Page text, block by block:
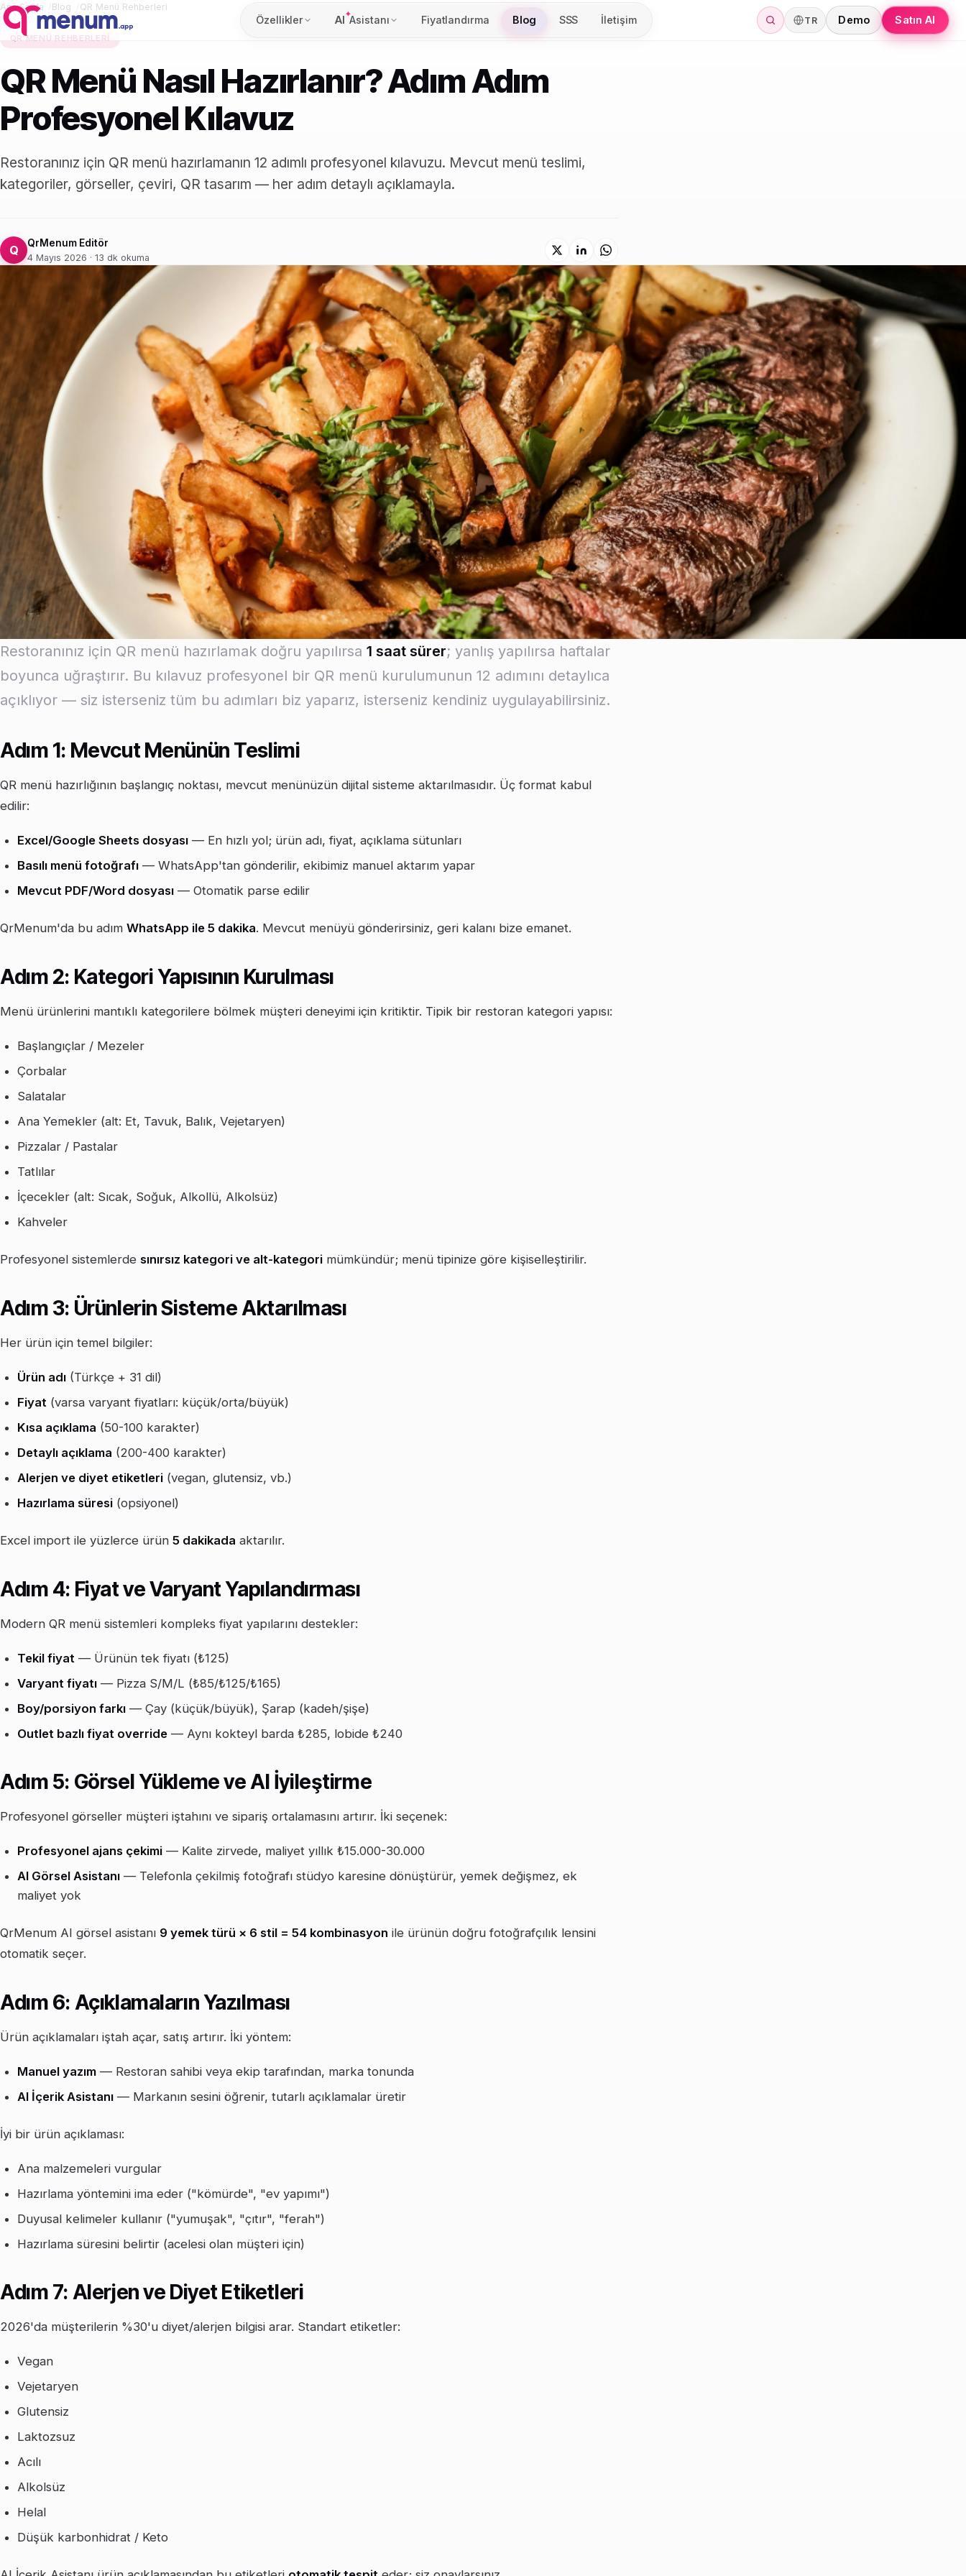
Özellikler AI Asistanı Fiyatlandırma Blog SSS İletişim TR Demo Satın Al
Ana Sayfa Blog QR Menü Rehberleri
QR MENÜ REHBERLERI
QR Menü Nasıl Hazırlanır? Adım Adım
Profesyonel Kılavuz
Restoranınız için QR menü hazırlamanın 12 adımlı profesyonel kılavuzu. Mevcut menü teslimi,
kategoriler, görseller, çeviri, QR tasarım — her adım detaylı açıklamayla.
Q QrMenum Editör
4 Mayıs 2026 · 13 dk okuma
Restoranınız için QR menü hazırlamak doğru yapılırsa 1 saat sürer; yanlış yapılırsa haftalar
boyunca uğraştırır. Bu kılavuz profesyonel bir QR menü kurulumunun 12 adımını detaylıca
açıklıyor — siz isterseniz tüm bu adımları biz yaparız, isterseniz kendiniz uygulayabilirsiniz.
Adım 1: Mevcut Menünün Teslimi
QR menü hazırlığının başlangıç noktası, mevcut menünüzün dijital sisteme aktarılmasıdır. Üç format kabul
edilir:
Excel/Google Sheets dosyası — En hızlı yol; ürün adı, fiyat, açıklama sütunları
Basılı menü fotoğrafı — WhatsApp'tan gönderilir, ekibimiz manuel aktarım yapar
Mevcut PDF/Word dosyası — Otomatik parse edilir
QrMenum'da bu adım WhatsApp ile 5 dakika. Mevcut menüyü gönderirsiniz, geri kalanı bize emanet.
Adım 2: Kategori Yapısının Kurulması
Menü ürünlerini mantıklı kategorilere bölmek müşteri deneyimi için kritiktir. Tipik bir restoran kategori yapısı:
Başlangıçlar / Mezeler
Çorbalar
Salatalar
Ana Yemekler (alt: Et, Tavuk, Balık, Vejetaryen)
Pizzalar / Pastalar
Tatlılar
İçecekler (alt: Sıcak, Soğuk, Alkollü, Alkolsüz)
Kahveler
Profesyonel sistemlerde sınırsız kategori ve alt-kategori mümkündür; menü tipinize göre kişiselleştirilir.
Adım 3: Ürünlerin Sisteme Aktarılması
Her ürün için temel bilgiler:
Ürün adı (Türkçe + 31 dil)
Fiyat (varsa varyant fiyatları: küçük/orta/büyük)
Kısa açıklama (50-100 karakter)
Detaylı açıklama (200-400 karakter)
Alerjen ve diyet etiketleri (vegan, glutensiz, vb.)
Hazırlama süresi (opsiyonel)
Excel import ile yüzlerce ürün 5 dakikada aktarılır.
Adım 4: Fiyat ve Varyant Yapılandırması
Modern QR menü sistemleri kompleks fiyat yapılarını destekler:
Tekil fiyat — Ürünün tek fiyatı (₺125)
Varyant fiyatı — Pizza S/M/L (₺85/₺125/₺165)
Boy/porsiyon farkı — Çay (küçük/büyük), Şarap (kadeh/şişe)
Outlet bazlı fiyat override — Aynı kokteyl barda ₺285, lobide ₺240
Adım 5: Görsel Yükleme ve AI İyileştirme
Profesyonel görseller müşteri iştahını ve sipariş ortalamasını artırır. İki seçenek:
Profesyonel ajans çekimi — Kalite zirvede, maliyet yıllık ₺15.000-30.000
AI Görsel Asistanı — Telefonla çekilmiş fotoğrafı stüdyo karesine dönüştürür, yemek değişmez, ek
maliyet yok
QrMenum AI görsel asistanı 9 yemek türü × 6 stil = 54 kombinasyon ile ürünün doğru fotoğrafçılık lensini
otomatik seçer.
Adım 6: Açıklamaların Yazılması
Ürün açıklamaları iştah açar, satış artırır. İki yöntem:
Manuel yazım — Restoran sahibi veya ekip tarafından, marka tonunda
AI İçerik Asistanı — Markanın sesini öğrenir, tutarlı açıklamalar üretir
İyi bir ürün açıklaması:
Ana malzemeleri vurgular
Hazırlama yöntemini ima eder ("kömürde", "ev yapımı")
Duyusal kelimeler kullanır ("yumuşak", "çıtır", "ferah")
Hazırlama süresini belirtir (acelesi olan müşteri için)
Adım 7: Alerjen ve Diyet Etiketleri
2026'da müşterilerin %30'u diyet/alerjen bilgisi arar. Standart etiketler:
Vegan
Vejetaryen
Glutensiz
Laktozsuz
Acılı
Alkolsüz
Helal
Düşük karbonhidrat / Keto